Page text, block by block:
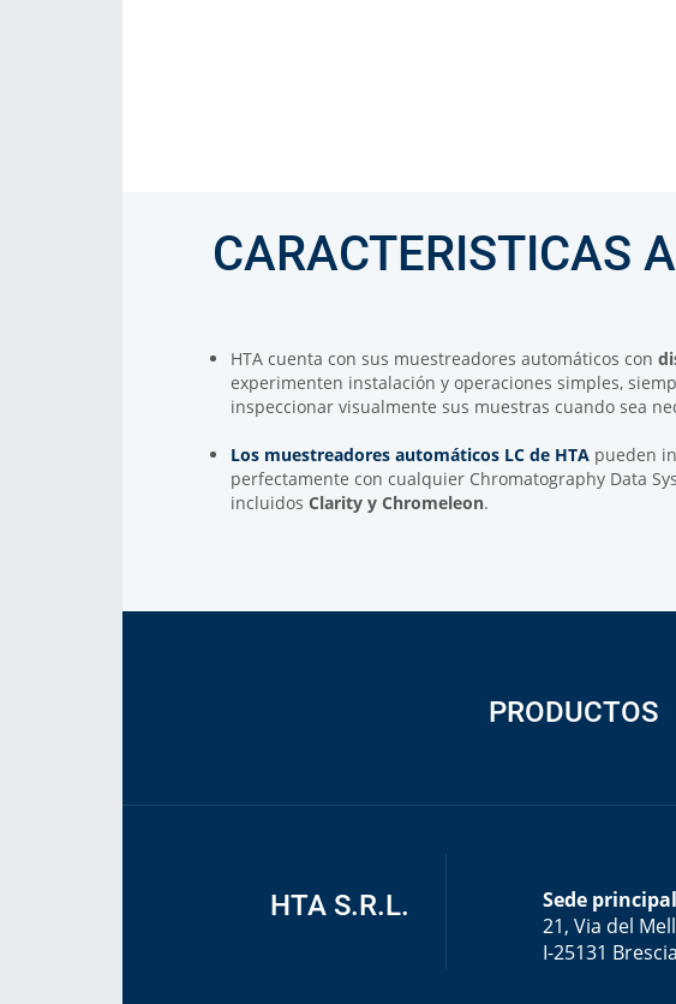
CARACTERISTICAS
HTA cuenta con sus muestreadores automáticos con
experimenten instalación y operaciones simples,
inspeccionar visualmente sus muestras cuando sea
Los muestreadores automáticos LC de HTA pueden
perfectamente con cualquier Chromatography Data
incluidos Clarity y Chromeleon.
PRODUCTOS
HTA S.R.L.
Sede principal
21, Via del
I-25131